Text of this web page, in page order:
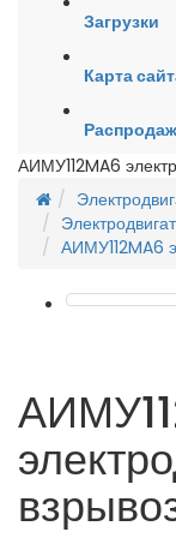
Загрузки
Карта
АИМУ112MA6
АИМУ112MA6